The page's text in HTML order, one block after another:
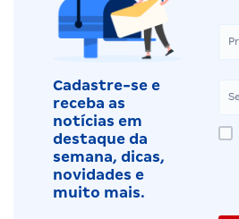
Cadastre-se e
receba as
notícias em
destaque da
semana, dicas,
novidades e
muito mais.